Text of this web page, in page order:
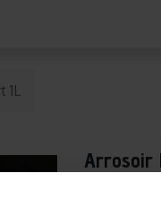
1L
Arrosoir